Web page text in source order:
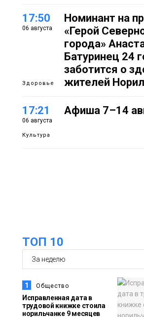
17:50
06 августа
Здоровье
Номинант на
«Герой
города»
Батуринец 24
заботится о
жителей
17:21
06 августа
Культура
Афиша 7–14
15:57
06 августа
Новости
в Норильске:
ждут
квест и многое
ТОП 10
1 Общество
Исправленная дата в
трудовой книжке стоила
норильчанке 9 месяцев